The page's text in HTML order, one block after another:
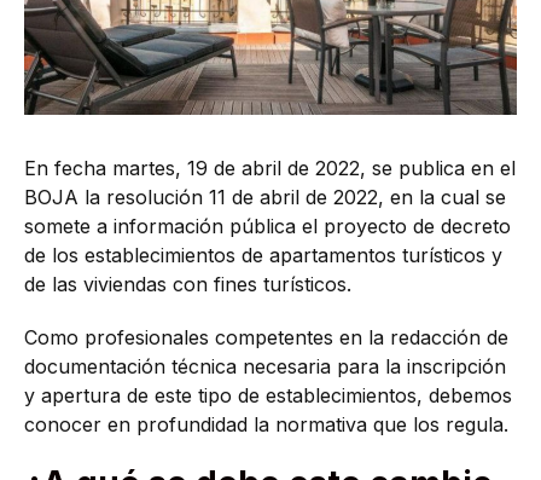
En fecha martes, 19 de abril de 2022, se publica en el
BOJA la resolución 11 de abril de 2022, en la cual se
somete a información pública el proyecto de decreto
de los establecimientos de apartamentos turísticos y
de las viviendas con fines turísticos.
Como profesionales competentes en la redacción de
documentación técnica necesaria para la inscripción
y apertura de este tipo de establecimientos, debemos
conocer en profundidad la normativa que los regula.